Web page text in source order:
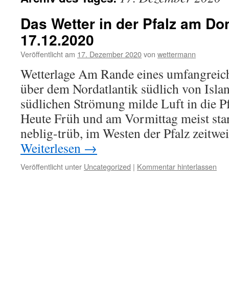
Das Wetter in der Pfalz am
17.12.2020
Veröffentlicht am 17. Dezember 2020von wettermann
Wetterlage Am Rande eines
über dem Nordatlantik südlich von
südlichen Strömung milde Luft in die
Heute Früh und am Vormittag meist
neblig-trüb, im Westen der Pfalz
Weiterlesen →
Veröffentlicht unter Uncategorized | Kommentar hinterlassen